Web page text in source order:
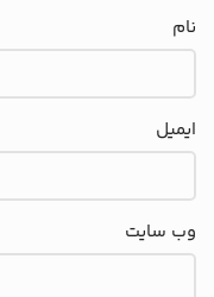
نام
ایمیل
وب‌ سایت